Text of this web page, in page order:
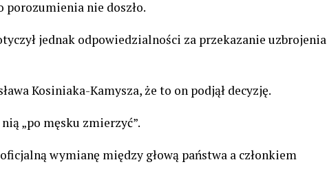
nie doszło.
jednak odpowiedzialności za przekazanie uzbrojenia
Kosiniaka-Kamysza, że to on podjął decyzję.
„po męsku zmierzyć”.
wymianę między głową państwa a członkiem